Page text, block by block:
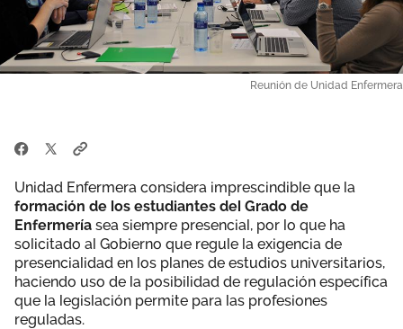
Reunión de Unidad Enfermera
Unidad Enfermera considera imprescindible que la
formación de los estudiantes del Grado de
Enfermería sea siempre presencial, por lo que ha
solicitado al Gobierno que regule la exigencia de
presencialidad en los planes de estudios universitarios,
haciendo uso de la posibilidad de regulación específica
que la legislación permite para las profesiones
reguladas.